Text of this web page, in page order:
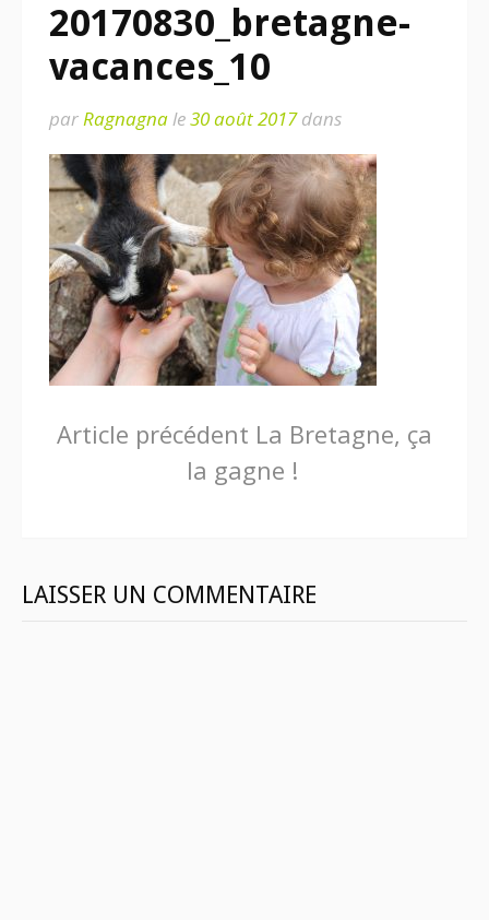
20170830_bretagne-
vacances_10
parRagnagnale30 août 2017dans
Lire
Article précédent La Bretagne, ça
la gagne !
LAISSER UN COMMENTAIRE